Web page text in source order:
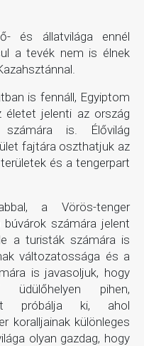
és állatvilága ennél
a tevék nem is élnek
is fennáll, Egyiptom
életet jelenti az ország
is. Élővilág
fajtára oszthatjuk az
és a tengerpart
a Vörös-tenger
számára jelent
a turisták számára is
változatossága és a
is javasoljuk, hogy
üdülőhelyen pihen,
próbálja ki, ahol
koralljainak különleges
olyan gazdag, hogy